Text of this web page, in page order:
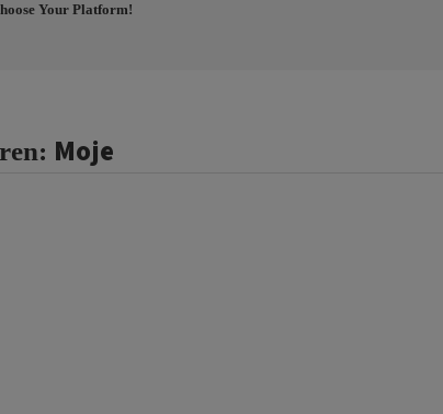
Your Platform!
Moje